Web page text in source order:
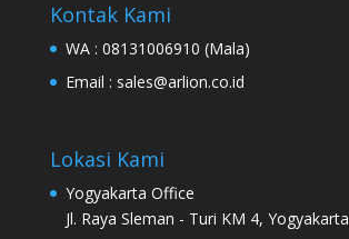
Kontak Kami
WA : 08131006910 (Mala)
Email : sales@arlion.co.id
Lokasi Kami
Yogyakarta Office
Jl. Raya Sleman - Turi KM 4, Yogyakarta